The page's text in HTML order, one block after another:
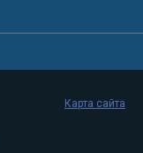
Карта сайта